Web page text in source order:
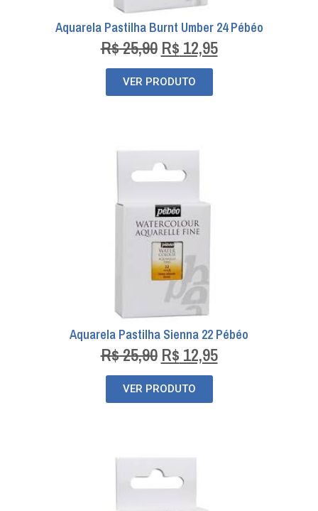
Aquarela Pastilha Burnt Umber 24 Pébéo
R$25,90 R$ 12,95
VER PRODUTO
Aquarela Pastilha Sienna 22 Pébéo
R$25,90 R$ 12,95
VER PRODUTO